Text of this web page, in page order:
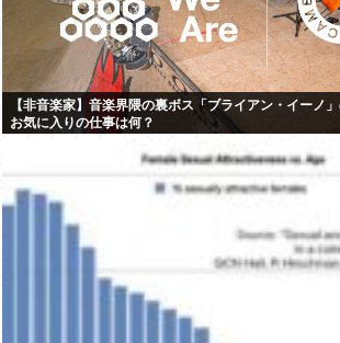
【非音楽家】音楽界隈の裏ボス「ブライアン・イーノ
お気に入りの仕事は何？